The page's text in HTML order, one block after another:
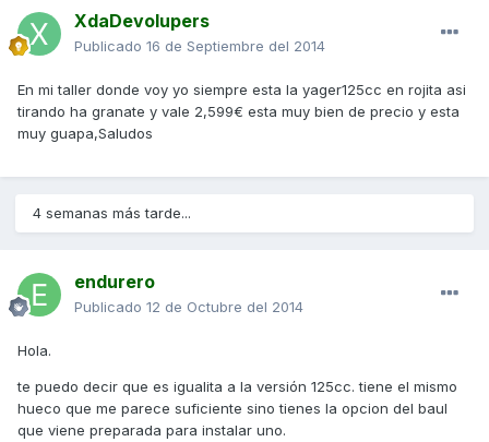
XdaDevolupers
Publicado 16 de Septiembre del 2014
En mi taller donde voy yo siempre esta la yager125cc en rojita asi
tirando ha granate y vale 2,599€ esta muy bien de precio y esta
muy guapa,Saludos
4 semanas más tarde...
endurero
Publicado 12 de Octubre del 2014
Hola.
te puedo decir que es igualita a la versión 125cc. tiene el mismo
hueco que me parece suficiente sino tienes la opcion del baul
que viene preparada para instalar uno.